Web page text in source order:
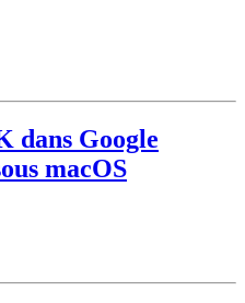
dans Google
macOS